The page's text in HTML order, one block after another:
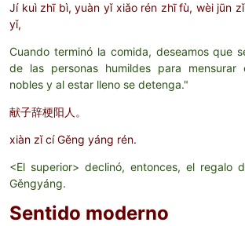
Jí kuì zhī bì, yuàn yǐ xiǎo rén zhī fù, wèi jūn
yǐ,
Cuando terminó la comida, deseamos que
de las personas humildes para
nobles y al estar lleno se detenga."
献子辞梗阳人。
xiàn zǐ cí Gěng yáng rén.
<El superior> declinó, entonces, el regalo
Gěngyáng.
Sentido moderno